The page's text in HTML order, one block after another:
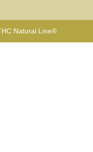
Natural Line®